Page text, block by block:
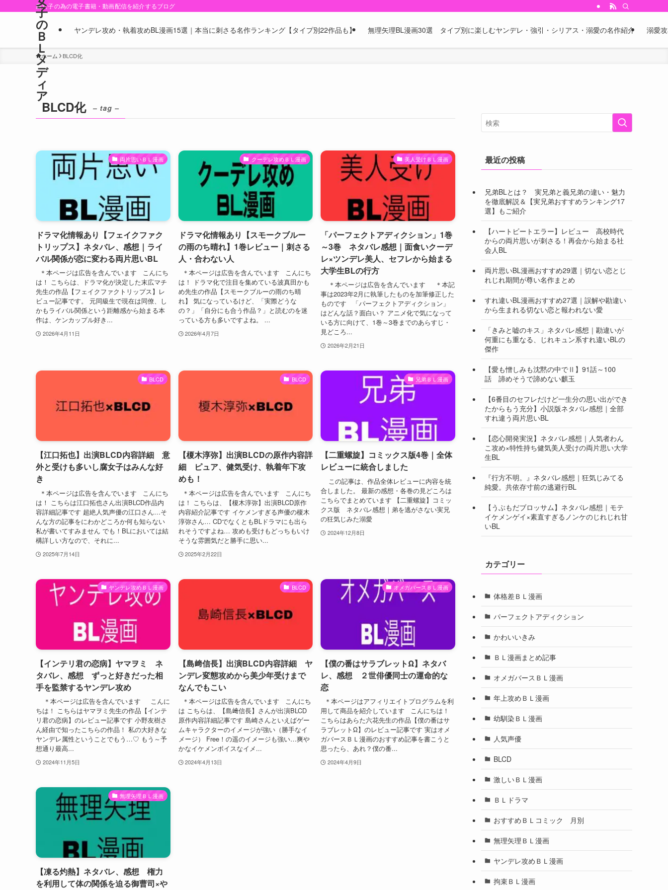
腐女子の為の電子書籍・動画配信を紹介するブログ
子
の
Ｂ
Ｌ
メ
デ
ィ
ア
ヤンデレ攻め・執着攻めBL漫画15選｜本当に刺さる名作ランキング【タイプ別22作品も】 無理矢理BL漫画30選 タイプ別に楽しむヤンデレ・強引・シリアス・溺愛の名作紹介 溺愛
ホーム BLCD化
BLCD化 – tag –
両片思いＢＬ漫画
ドラマ化情報あり【フェイクファク
トリップス】ネタバレ、感想｜ライ
バル関係が恋に変わる両片思いBL
＊本ページは広告を含んでいます こんにち
は！ こちらは、ドラマ化が決定した末広マチ
先生の作品【フェイクファクトリップス】レ
ビュー記事です。 元同級生で現在は同僚、し
かもライバル関係という距離感から始まる本
作は、ケンカップル好き...
2026年4月11日
クーデレ攻めＢＬ漫画
ドラマ化情報あり【スモークブルー
の雨のち晴れ】1巻レビュー｜刺さる
人・合わない人
＊本ページは広告を含んでいます こんにち
は！ ドラマ化で注目を集めている波真田かも
め先生の作品【スモークブルーの雨のち晴
れ】 気になっているけど、「実際どうな
の？」「自分にも合う作品？」と読むのを迷
っている方も多いですよね。 ...
2026年4月7日
美人受けＢＬ漫画
「パーフェクトアディクション」1巻
～3巻 ネタバレ感想｜面食いクーデ
レ×ツンデレ美人、セフレから始まる
大学生BLの行方
＊本ページは広告を含んでいます ＊本記
事は2023年2月に執筆したものを加筆修正した
ものです 「パーフェクトアディクション」
はどんな話？面白い？ アニメ化で気になって
いる方に向けて、1巻～3巻までのあらすじ・
見どころ...
2026年2月21日
BLCD
【江口拓也】出演BLCD内容詳細 意
外と受けも多いし腐女子はみんな好
き
＊本ページは広告を含んでいます こんにち
は！ こちらは江口拓也さん出演BLCD作品内
容詳細記事です 超絶人気声優の江口さん…そ
んな方の記事をにわかどころか何も知らない
私が書いてすみません でも！BLにおいては結
構詳しい方なので、それに...
2025年7月14日
BLCD
【榎木淳弥】出演BLCDの原作内容詳
細 ピュア、健気受け、執着年下攻
めも！
＊本ページは広告を含んでいます こんにち
は！ こちらは、【榎木淳弥】出演BLCD原作
内容紹介記事です イケメンすぎる声優の榎木
淳弥さん… CDでなくともBLドラマにも出ら
れそうですよね… 攻めも受けもどっちもいけ
そうな雰囲気だと勝手に思い...
2025年2月22日
兄弟ＢＬ漫画
【二重螺旋】コミックス版4巻｜全体
レビューに統合しました
この記事は、作品全体レビューに内容を統
合しました。 最新の感想・各巻の見どころは
こちらでまとめています 【二重螺旋】コミッ
クス版 ネタバレ感想｜弟を逃がさない実兄
の狂気じみた溺愛
2024年12月8日
ヤンデレ攻めＢＬ漫画
【インテリ君の恋病】ヤマヲミ ネ
タバレ、感想 ずっと好きだった相
手を監禁するヤンデレ攻め
＊本ページは広告を含んでいます こんに
ちは！ こちらはヤマヲミ先生の作品【インテ
リ君の恋病】のレビュー記事です 小野友樹さ
ん経由で知ったこちらの作品！ 私の大好きな
ヤンデレ属性ということでもう…♡ もう～予
想通り最高...
2024年11月5日
BLCD
【島﨑信長】出演BLCD内容詳細 ヤ
ンデレ変態攻めから美少年受けまで
なんでもこい
＊本ページは広告を含んでいます こんにち
は こちらは、【島﨑信長】さんが出演BLCD
原作内容詳細記事です 島崎さんといえばゲー
ムキャラクターのイメージが強い（勝手なイ
メージ） Free！の遥のイメージも強い…爽や
かなイケメンボイスなイメ...
2024年4月13日
オメガバースＢＬ漫画
【僕の番はサラブレットΩ】ネタバ
レ、感想 ２世俳優同士の運命的な
恋
＊本ページはアフィリエイトプログラムを利
用して商品を紹介しています こんにちは！
こちらはあらた六花先生の作品【僕の番はサ
ラブレットΩ】のレビュー記事です 実はオメ
ガバースＢＬ漫画のおすすめ記事を書こうと
思ったら、あれ？僕の番...
2024年4月9日
無理矢理ＢＬ漫画
【凍る灼熱】ネタバレ、感想 権力
を利用して体の関係を迫る御曹司×や
最近の投稿
兄弟BLとは？ 実兄弟と義兄弟の違い・魅力
を徹底解説＆【実兄弟おすすめランキング17
選】もご紹介
【ハートビートエラー】レビュー 高校時代
からの両片思いが刺さる！再会から始まる社
会人BL
両片思いBL漫画おすすめ29選｜切ない恋とじ
れじれ期間が尊い名作まとめ
すれ違いBL漫画おすすめ27選｜誤解や勘違い
から生まれる切ない恋と報われない愛
「きみと嘘のキス」ネタバレ感想｜勘違いが
何重にも重なる、じれキュン系すれ違いBLの
傑作
【愛も憎しみも沈黙の中でⅡ】91話～100
話 諦めそうで諦めない麒玉
【6番目のセフレだけど一生分の思い出ができ
たからもう充分】小説版ネタバレ感想｜全部
すれ違う両片思いBL
【恋心開発実況】ネタバレ感想｜人気者わん
こ攻め×特性持ち健気美人受けの両片思い大学
生BL
『行方不明。』ネタバレ感想｜狂気じみてる
純愛。共依存寸前の逃避行BL
【うぶもだブロッサム】ネタバレ感想｜モテ
イケメンゲイ×素直すぎるノンケのじれじれ甘
いBL
カテゴリー
体格差ＢＬ漫画
パーフェクトアディクション
かわいいきみ
ＢＬ漫画まとめ記事
オメガバースＢＬ漫画
年上攻めＢＬ漫画
幼馴染ＢＬ漫画
人気声優
BLCD
激しいＢＬ漫画
ＢＬドラマ
おすすめＢＬコミック 月別
無理矢理ＢＬ漫画
ヤンデレ攻めＢＬ漫画
拘束ＢＬ漫画